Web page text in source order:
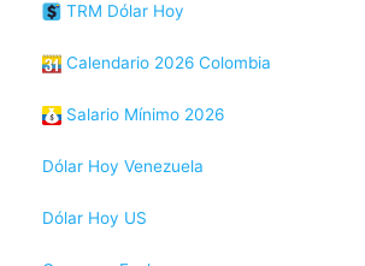
TRM Dólar Hoy
Calendario 2026 Colombia
Salario Mínimo 2026
Dólar Hoy Venezuela
Dólar Hoy US